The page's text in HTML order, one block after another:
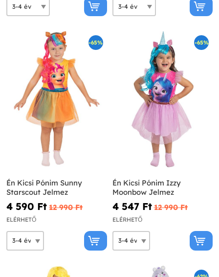
-65%
Én Kicsi Pónim Sunny
Starscout Jelmez
4 590 Ft‎ 12 990 Ft‎
ELÉRHETŐ
-65%
Én Kicsi Pónim Izzy
Moonbow Jelmez
4 547 Ft‎ 12 990 Ft‎
ELÉRHETŐ